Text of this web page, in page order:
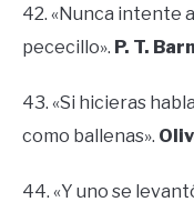
42. «Nunca intente
pececillo». P. T.
43. «Si hicieras
como ballenas».
44. «Y uno se